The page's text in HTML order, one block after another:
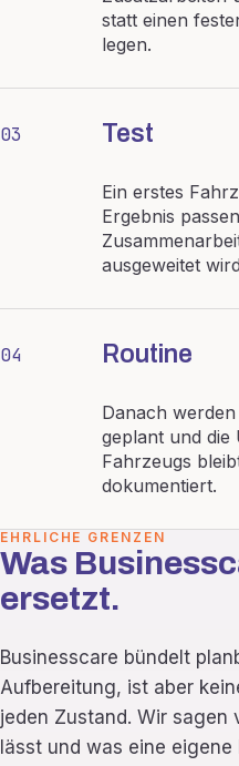
statt einen
legen.
03 Test
Ein erstes
Ergebnis
ausgeweitet
04 Routine
Danach
geplant und die
Fahrzeugs
dokumentiert.
EHRLICHE GRENZEN
Was
ersetzt.
Businesscare bündelt
Aufbereitung, ist aber
jeden Zustand. Wir sagen
lässt und was eine